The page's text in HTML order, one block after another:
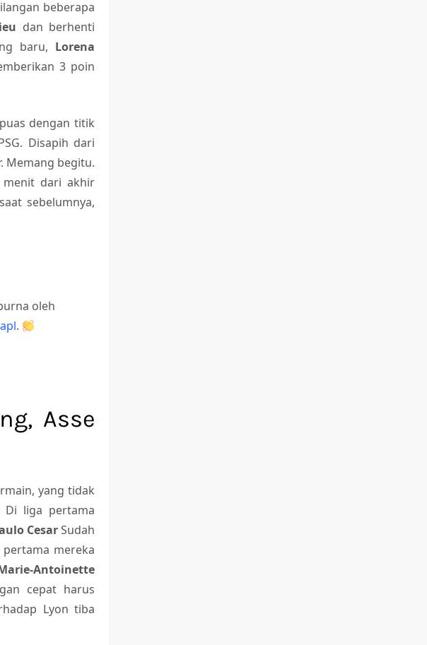
beberapa
dan berhenti
baru, Lorena
3 poin
dengan titik
Disapih dari
Memang begitu.
menit dari akhir
sebelumnya,
oleh
.
Asse
yang tidak
Di liga pertama
CesarSudah
mereka
Antoinette
cepat harus
Lyon tiba